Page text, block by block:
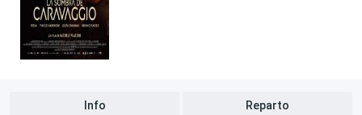
Info Reparto